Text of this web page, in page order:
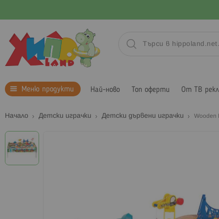
Меню продукти Най-ново Топ оферти От ТВ
Начало Детски играчки Детски дървени играчки Wooden
Преминете
към
края
на